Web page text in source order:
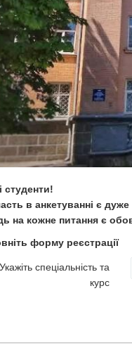
студенти!
в анкетуванні є
на кожне питання є
форму реєстрації
Укажіть спеціальність та
курс